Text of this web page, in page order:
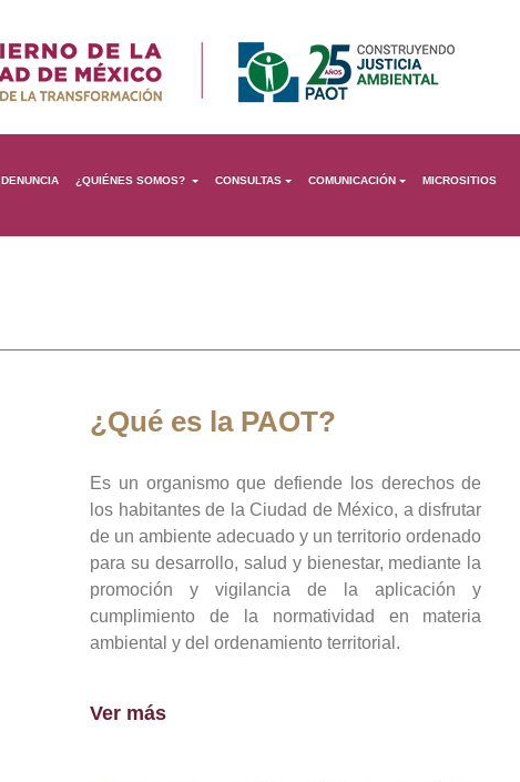
DENUNCIA ¿QUIÉNES SOMOS? CONSULTAS COMUNICACIÓN MICROSITIOS
¿Qué es la PAOT?
Es un organismo que defiende los derechos de
los habitantes de la Ciudad de México, a disfrutar
de un ambiente adecuado y un territorio ordenado
para su desarrollo, salud y bienestar, mediante la
promoción y vigilancia de la aplicación y
cumplimiento de la normatividad en materia
ambiental y del ordenamiento territorial.
Ver más